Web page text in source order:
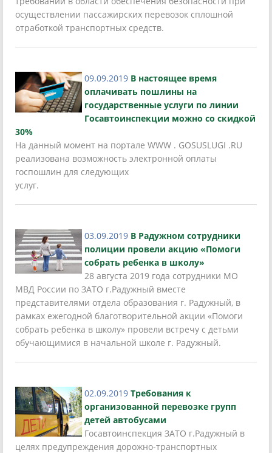
осуществлении пассажирских перевозок сплошной
отработкой транспортных средств.
09.09.2019 В настоящее время
оплачивать пошлины на
государственные услуги по линии
Госавтоинспекции можно со скидкой
30%
На данный момент на портале WWW . GOSUSLUGI .RU
реализована возможность электронной оплаты
госпошлин для следующих
услуг.
03.09.2019 В Радужном сотрудники
полиции провели акцию «Помоги
собрать ребенка в школу»
28 августа 2019 года сотрудники МО
МВД России по ЗАТО г.Радужный вместе
представителями отдела образования г. Радужный, в
рамках ежегодной благотворительной акции «Помоги
собрать ребенка в школу» провели встречу с детьми
обучающимися в начальной школе г. Радужный.
02.09.2019 Требования к
организованной перевозке групп
детей автобусами
Госавтоинспекция ЗАТО г.Радужный в
целях предупреждения дорожно-транспортных